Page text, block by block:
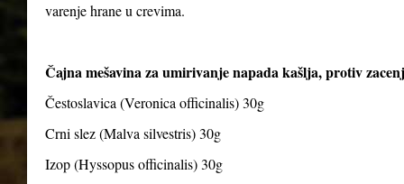
varenje hrane u crevima.
Čajna mešavina za umirivanje napada kašlja, protiv
Čestoslavica (Veronica officinalis) 30g
Crni slez (Malva silvestris) 30g
Izop (Hyssopus officinalis) 30g